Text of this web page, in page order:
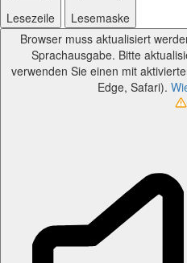
Lesezeile
Lesemaske
Browser muss aktualisiert
Sprachausgabe. Bitte
verwenden Sie einen mit
Edge, Safari).